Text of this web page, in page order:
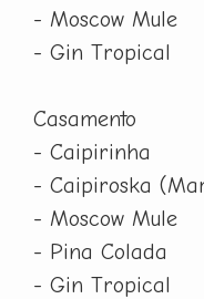
- Moscow Mule
- Gin Tropical
Casamento
- Caipirinha
- Caipiroska
- Moscow Mule
- Pina Colada
- Gin Tropical